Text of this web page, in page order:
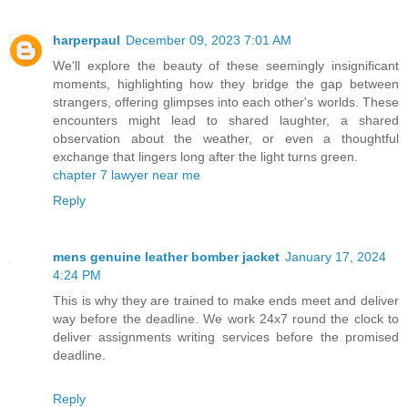
harperpaul December 09, 2023 7:01 AM
We'll explore the beauty of these seemingly insignificant
moments, highlighting how they bridge the gap between
strangers, offering glimpses into each other's worlds. These
encounters might lead to shared laughter, a shared
observation about the weather, or even a thoughtful
exchange that lingers long after the light turns green.
chapter 7 lawyer near me
Reply
mens genuine leather bomber jacket January 17, 2024
4:24 PM
This is why they are trained to make ends meet and deliver
way before the deadline. We work 24x7 round the clock to
deliver assignments writing services before the promised
deadline.
Reply